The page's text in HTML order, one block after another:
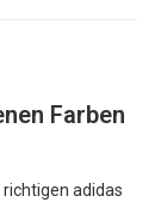
Farben
adidas